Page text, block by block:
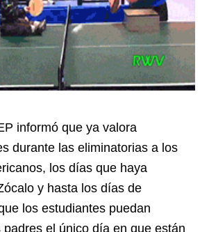
informó que ya valora
durante las eliminatorias a los
los días que haya
y hasta los días de
los estudiantes puedan
el único día en que están